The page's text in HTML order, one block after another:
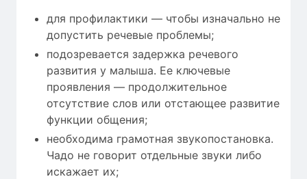
для профилактики — чтобы изначально не
допустить речевые проблемы;
подозревается задержка речевого
развития у малыша. Ее ключевые
проявления — продолжительное
отсутствие слов или отстающее развитие
функции общения;
необходима грамотная звукопостановка.
Чадо не говорит отдельные звуки либо
искажает их;